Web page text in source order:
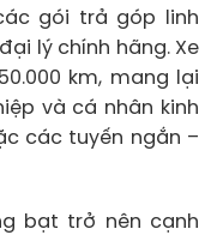
gói trả góp linh
lý chính hãng. Xe
km, mang lại
và cá nhân kinh
các tuyến ngắn –
bạt trở nên cạnh